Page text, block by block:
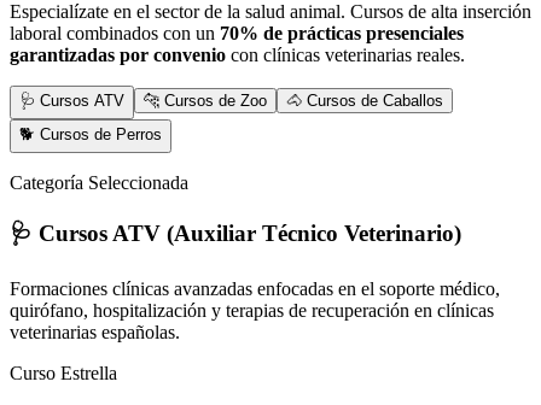
Especialízate en el sector de la salud animal. Cursos de alta inserción
laboral combinados con un 70% de prácticas presenciales
garantizadas por convenio con clínicas veterinarias reales.
🩺 Cursos ATV 🐆 Cursos de Zoo
🐴 Cursos de Caballos
🐕 Cursos de Perros
Categoría Seleccionada
🩺 Cursos ATV (Auxiliar Técnico Veterinario)
Formaciones clínicas avanzadas enfocadas en el soporte médico,
quirófano, hospitalización y terapias de recuperación en clínicas
veterinarias españolas.
Curso Estrella